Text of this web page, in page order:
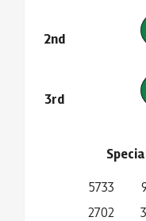
2nd
3rd
5733
2702